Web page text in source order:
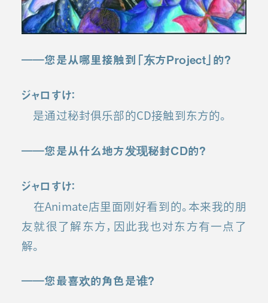
――您是从哪里接触到「东方Project」的？
ジャロすけ：
是通过秘封俱乐部的CD接触到东方的。
――您是从什么地方发现秘封CD的？
ジャロすけ：
在Animate店里面刚好看到的。本来我的朋
友就很了解东方，因此我也对东方有一点了
解。
――您最喜欢的角色是谁？